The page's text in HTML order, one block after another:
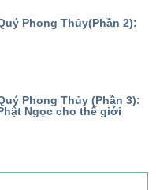
Phong Thủy(Phần 2):
Phong Thủy (Phần 3):
Ngọc cho thế giới